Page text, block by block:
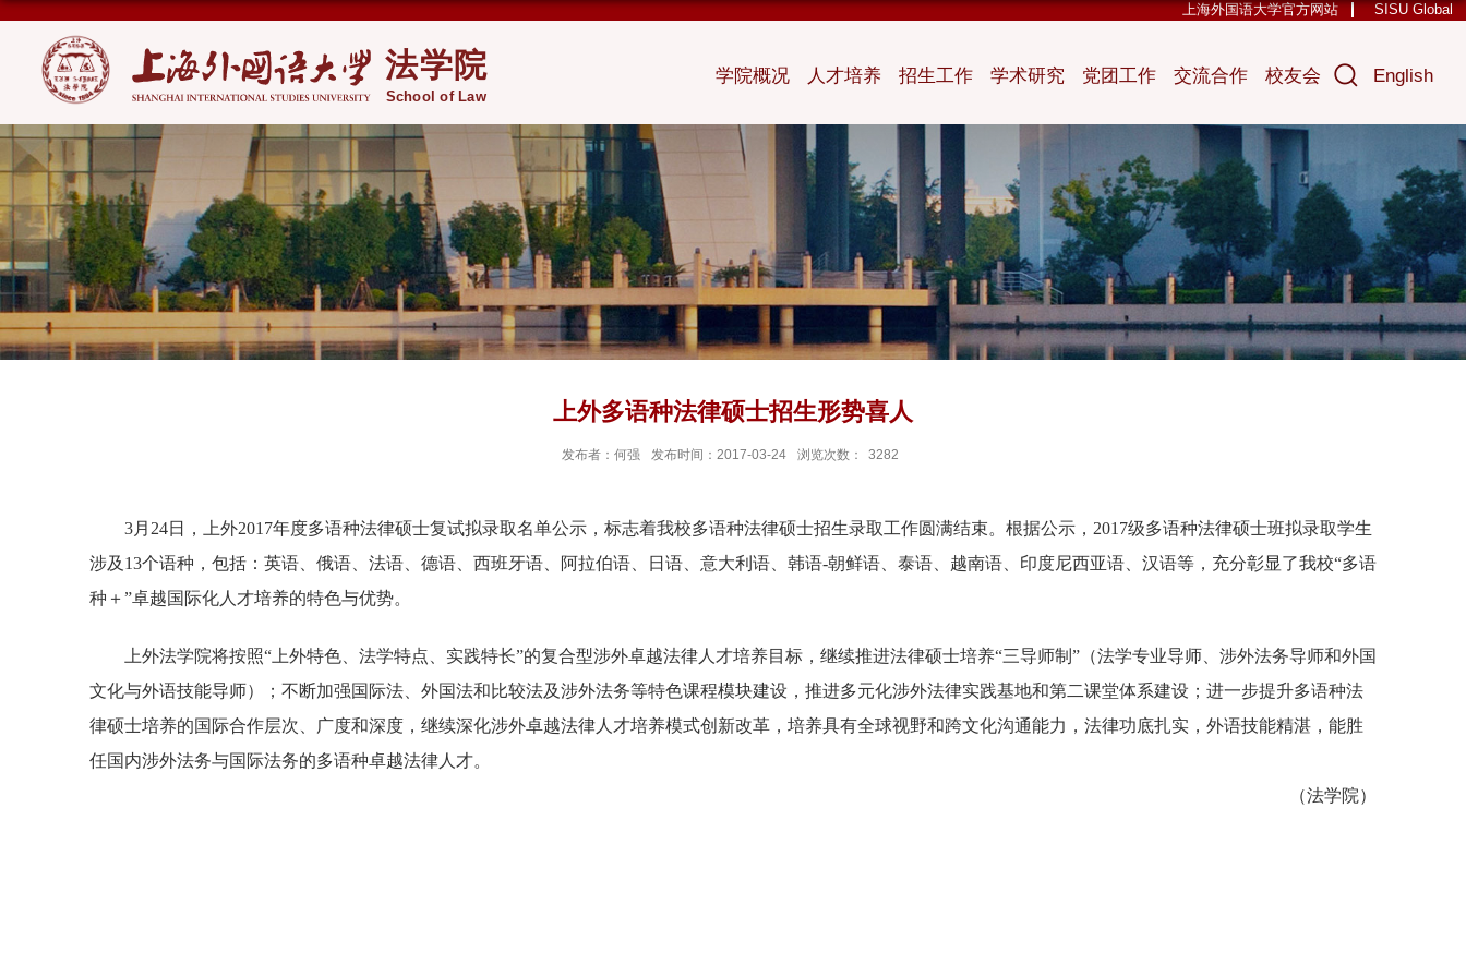
上海外国语大学官方网站 SISU Global
学院概况 人才培养 招生工作 学术研究 党团工作 交流合作 校友会 English
上外多语种法律硕士招生形势喜人
发布者：何强 发布时间：2017-03-24 浏览次数： 3282
3月 24日，上外2017年度多语种法律硕士复试拟录取名单公示，标志着我校多语种法律硕士招生录取工作圆满结束。根据公示， 2017级多语种法律硕士班拟录取学生
涉及 13个语种，包括：英语、俄语、法语、德语、西班牙语、阿拉伯语、日语、意大利语、韩语-朝鲜语、泰语、越南语、印度尼西亚语、汉语等，充分彰显了我校“多语
种＋”卓越国际化人才培养的特色与优势。
上外法学院将按照“ 上外特色、法学特点、实践特长”的复合型涉外卓越法律人才培养目标，继续推进法律硕士培养“三导师制”（法学专业导师、涉外法务导师和外国
文化与外语技能导师）；不断加强国际法、外国法和比较法及涉外法务等特色课程模块建设，推进多元化涉外法律实践基地和第二课堂体系建设；进一步提升多语种法
律硕士培养的国际合作层次、广度和深度，继续深化涉外卓越法律人才培养模式创新改革，培养具有全球视野和跨文化沟通能力，法律功底扎实，外语技能精湛，能胜
任国内涉外法务与国际法务的多语种卓越法律人才。
（法学院）